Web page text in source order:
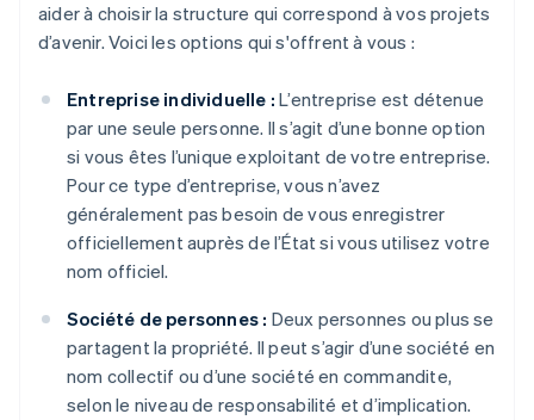
aider à choisir la structure qui correspond à vos projets
d’avenir. Voici les options qui s'offrent à vous :
Entreprise individuelle : L’entreprise est détenue
par une seule personne. Il s’agit d’une bonne option
si vous êtes l’unique exploitant de votre entreprise.
Pour ce type d’entreprise, vous n’avez
généralement pas besoin de vous enregistrer
officiellement auprès de l’État si vous utilisez votre
nom officiel.
Société de personnes : Deux personnes ou plus se
partagent la propriété. Il peut s’agir d’une société en
nom collectif ou d’une société en commandite,
selon le niveau de responsabilité et d’implication.